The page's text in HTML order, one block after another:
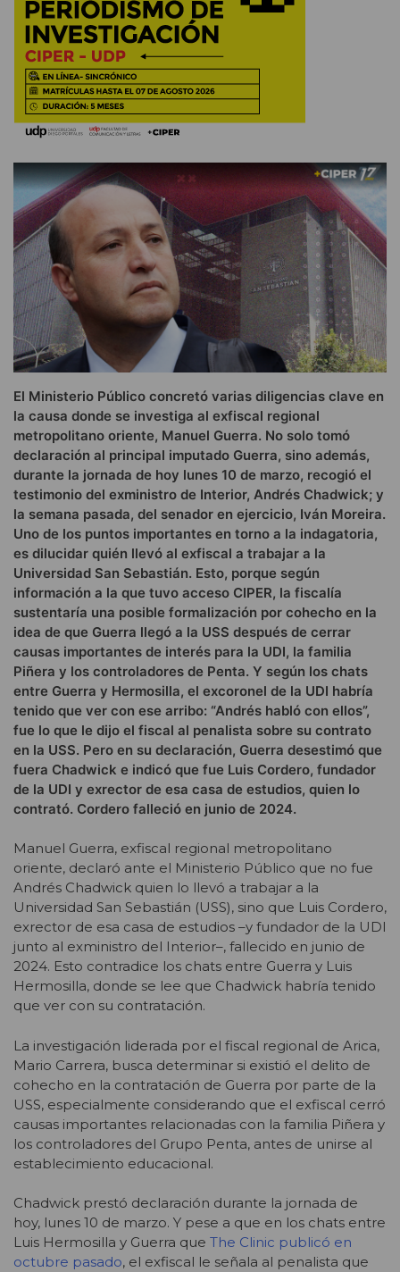
El Ministerio Público concretó varias diligencias clave en
la causa donde se investiga al exfiscal regional
metropolitano oriente, Manuel Guerra. No solo tomó
declaración al principal imputado Guerra, sino además,
durante la jornada de hoy lunes 10 de marzo, recogió el
testimonio del exministro de Interior, Andrés Chadwick; y
la semana pasada, del senador en ejercicio, Iván Moreira.
Uno de los puntos importantes en torno a la indagatoria,
es dilucidar quién llevó al exfiscal a trabajar a la
Universidad San Sebastián. Esto, porque según
información a la que tuvo acceso CIPER, la fiscalía
sustentaría una posible formalización por cohecho en la
idea de que Guerra llegó a la USS después de cerrar
causas importantes de interés para la UDI, la familia
Piñera y los controladores de Penta. Y según los chats
entre Guerra y Hermosilla, el excoronel de la UDI habría
tenido que ver con ese arribo: “Andrés habló con ellos”,
fue lo que le dijo el fiscal al penalista sobre su contrato
en la USS. Pero en su declaración, Guerra desestimó que
fuera Chadwick e indicó que fue Luis Cordero, fundador
de la UDI y exrector de esa casa de estudios, quien lo
contrató. Cordero falleció en junio de 2024.
Manuel Guerra, exfiscal regional metropolitano
oriente, declaró ante el Ministerio Público que no fue
Andrés Chadwick quien lo llevó a trabajar a la
Universidad San Sebastián (USS), sino que Luis Cordero,
exrector de esa casa de estudios –y fundador de la UDI
junto al exministro del Interior–, fallecido en junio de
2024. Esto contradice los chats entre Guerra y Luis
Hermosilla, donde se lee que Chadwick habría tenido
que ver con su contratación.
La investigación liderada por el fiscal regional de Arica,
Mario Carrera, busca determinar si existió el delito de
cohecho en la contratación de Guerra por parte de la
USS, especialmente considerando que el exfiscal cerró
causas importantes relacionadas con la familia Piñera y
los controladores del Grupo Penta, antes de unirse al
establecimiento educacional.
Chadwick prestó declaración durante la jornada de
hoy, lunes 10 de marzo. Y pese a que en los chats entre
Luis Hermosilla y Guerra que The Clinic publicó en
octubre pasado, el exfiscal le señala al penalista que